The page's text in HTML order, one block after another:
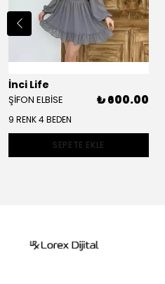
İnci Life
ŞİFON ELBİSE ₺ 600.00
9 RENK 4 BEDEN
SEPETE EKLE